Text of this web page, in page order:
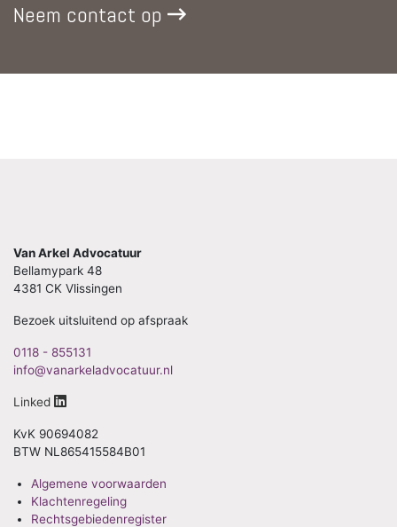
Neem contact op
Van Arkel Advocatuur
Bellamypark 48
4381 CK Vlissingen
Bezoek uitsluitend op afspraak
0118 - 855131
info@vanarkeladvocatuur.nl
Linked
KvK 90694082
BTW NL865415584B01
Algemene voorwaarden
Klachtenregeling
Rechtsgebiedenregister